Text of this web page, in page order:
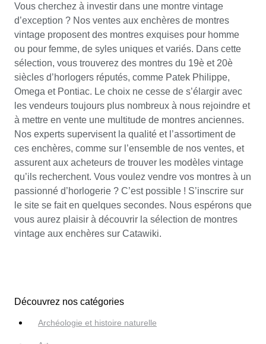
Vous cherchez à investir dans une montre vintage
d’exception ? Nos ventes aux enchères de montres
vintage proposent des montres exquises pour homme
ou pour femme, de syles uniques et variés. Dans cette
sélection, vous trouverez des montres du 19è et 20è
siècles d’horlogers réputés, comme Patek Philippe,
Omega et Pontiac. Le choix ne cesse de s’élargir avec
les vendeurs toujours plus nombreux à nous rejoindre et
à mettre en vente une multitude de montres anciennes.
Nos experts supervisent la qualité et l’assortiment de
ces enchères, comme sur l’ensemble de nos ventes, et
assurent aux acheteurs de trouver les modèles vintage
qu’ils recherchent. Vous voulez vendre vos montres à un
passionné d’horlogerie ? C’est possible ! S’inscrire sur
le site se fait en quelques secondes. Nous espérons que
vous aurez plaisir à découvrir la sélection de montres
vintage aux enchères sur Catawiki.
Découvrez nos catégories
Archéologie et histoire naturelle